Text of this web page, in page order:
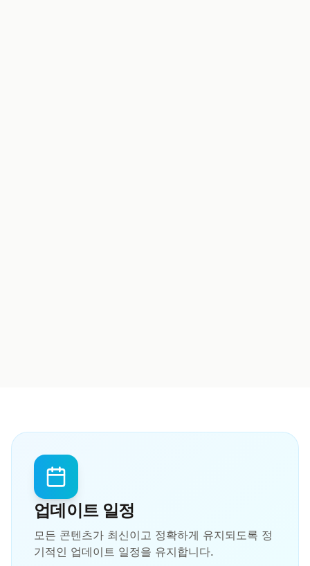
업데이트 일정
모든 콘텐츠가 최신이고 정확하게 유지되도록 정
기적인 업데이트 일정을 유지합니다.